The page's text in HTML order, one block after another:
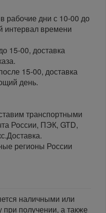
рабочие дни с 10-00 до
интервал времени
15-00, доставка
15-00, доставка
день.
транспортными
России, ПЭК, GTD,
регионы России
наличными или
при получении, а также